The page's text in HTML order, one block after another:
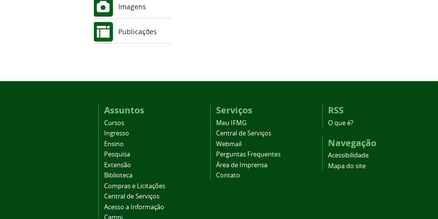
Imagens
Publicações
Assuntos
Cursos
Ingresso
Ensino
Pesquisa
Extensão
Biblioteca
Compras e Licitações
Central de Serviços
Acesso a Informação
Serviços
Meu IFMG
Central de Serviços
Webmail
Perguntas Frequentes
Área de Imprensa
Contato
RSS
O que é?
Navegação
Acessibilidade
Mapa do site